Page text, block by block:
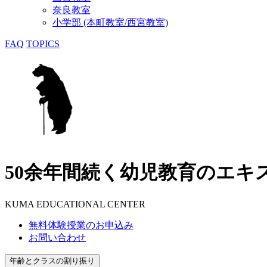
奈良教室
小学部 (本町教室/西宮教室)
FAQ TOPICS
50余年間続く幼児教育のエキ
KUMA EDUCATIONAL CENTER
無料体験授業のお申込み
お問い合わせ
年齢とクラスの割り振り